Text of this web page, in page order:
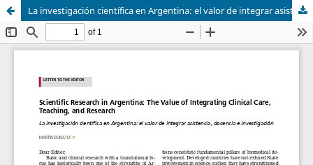
La investigación científica en Argentina: el valor de integrar asistencia, docencia e investigación